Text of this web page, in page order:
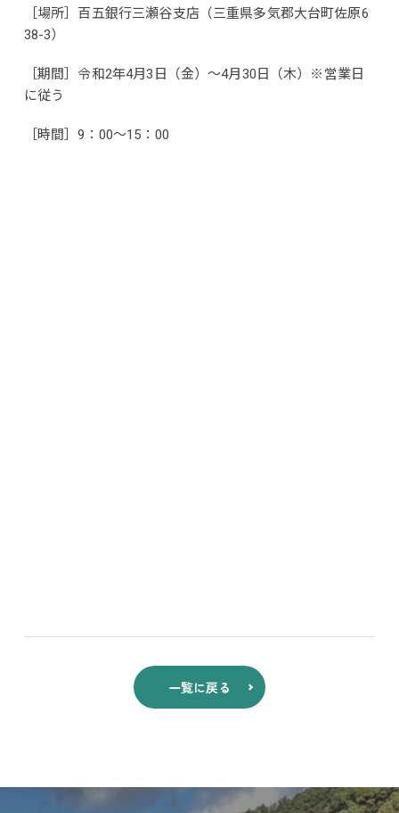
［場所］百五銀行三瀬谷支店（三重県多気郡大台町佐原6
38-3）
［期間］令和2年4月3日（金）～4月30日（木）※営業日
に従う
［時間］9：00～15：00
一覧に戻る